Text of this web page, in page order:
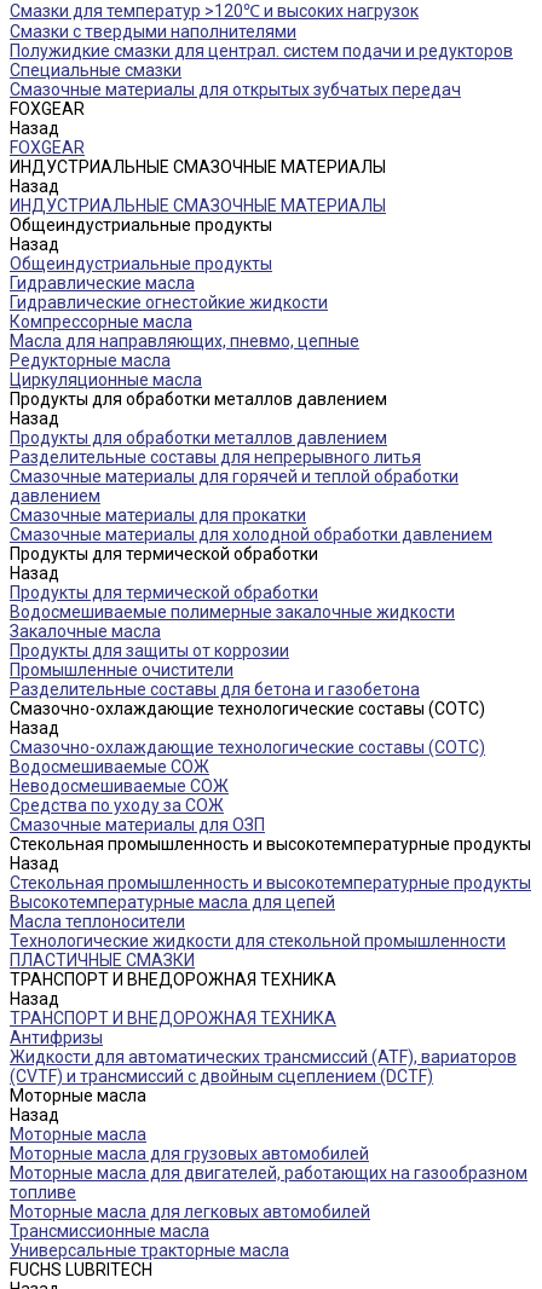
Смазки для температур >120℃ и высоких нагрузок
Смазки с твердыми наполнителями
Полужидкие смазки для централ. систем подачи и редукторов
Специальные смазки
Смазочные материалы для открытых зубчатых передач
FOXGEAR
Назад
FOXGEAR
ИНДУСТРИАЛЬНЫЕ СМАЗОЧНЫЕ МАТЕРИАЛЫ
Назад
ИНДУСТРИАЛЬНЫЕ СМАЗОЧНЫЕ МАТЕРИАЛЫ
Общеиндустриальные продукты
Назад
Общеиндустриальные продукты
Гидравлические масла
Гидравлические огнестойкие жидкости
Компрессорные масла
Масла для направляющих, пневмо, цепные
Редукторные масла
Циркуляционные масла
Продукты для обработки металлов давлением
Назад
Продукты для обработки металлов давлением
Разделительные составы для непрерывного литья
Смазочные материалы для горячей и теплой обработки
давлением
Смазочные материалы для прокатки
Смазочные материалы для холодной обработки давлением
Продукты для термической обработки
Назад
Продукты для термической обработки
Водосмешиваемые полимерные закалочные жидкости
Закалочные масла
Продукты для защиты от коррозии
Промышленные очистители
Разделительные составы для бетона и газобетона
Смазочно-охлаждающие технологические составы (СОТС)
Назад
Смазочно-охлаждающие технологические составы (СОТС)
Водосмешиваемые СОЖ
Неводосмешиваемые СОЖ
Средства по уходу за СОЖ
Смазочные материалы для ОЗП
Стекольная промышленность и высокотемпературные продукты
Назад
Стекольная промышленность и высокотемпературные продукты
Высокотемпературные масла для цепей
Масла теплоносители
Технологические жидкости для стекольной промышленности
ПЛАСТИЧНЫЕ СМАЗКИ
ТРАНСПОРТ И ВНЕДОРОЖНАЯ ТЕХНИКА
Назад
ТРАНСПОРТ И ВНЕДОРОЖНАЯ ТЕХНИКА
Антифризы
Жидкости для автоматических трансмиссий (ATF), вариаторов
(CVTF) и трансмиссий с двойным сцеплением (DCTF)
Моторные масла
Назад
Моторные масла
Моторные масла для грузовых автомобилей
Моторные масла для двигателей, работающих на газообразном
топливе
Моторные масла для легковых автомобилей
Трансмиссионные масла
Универсальные тракторные масла
FUCHS LUBRITECH